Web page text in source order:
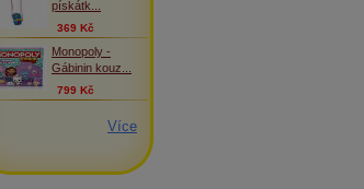
pískátk...
369 Kč
Monopoly -
Gábinin kouz...
799 Kč
Více